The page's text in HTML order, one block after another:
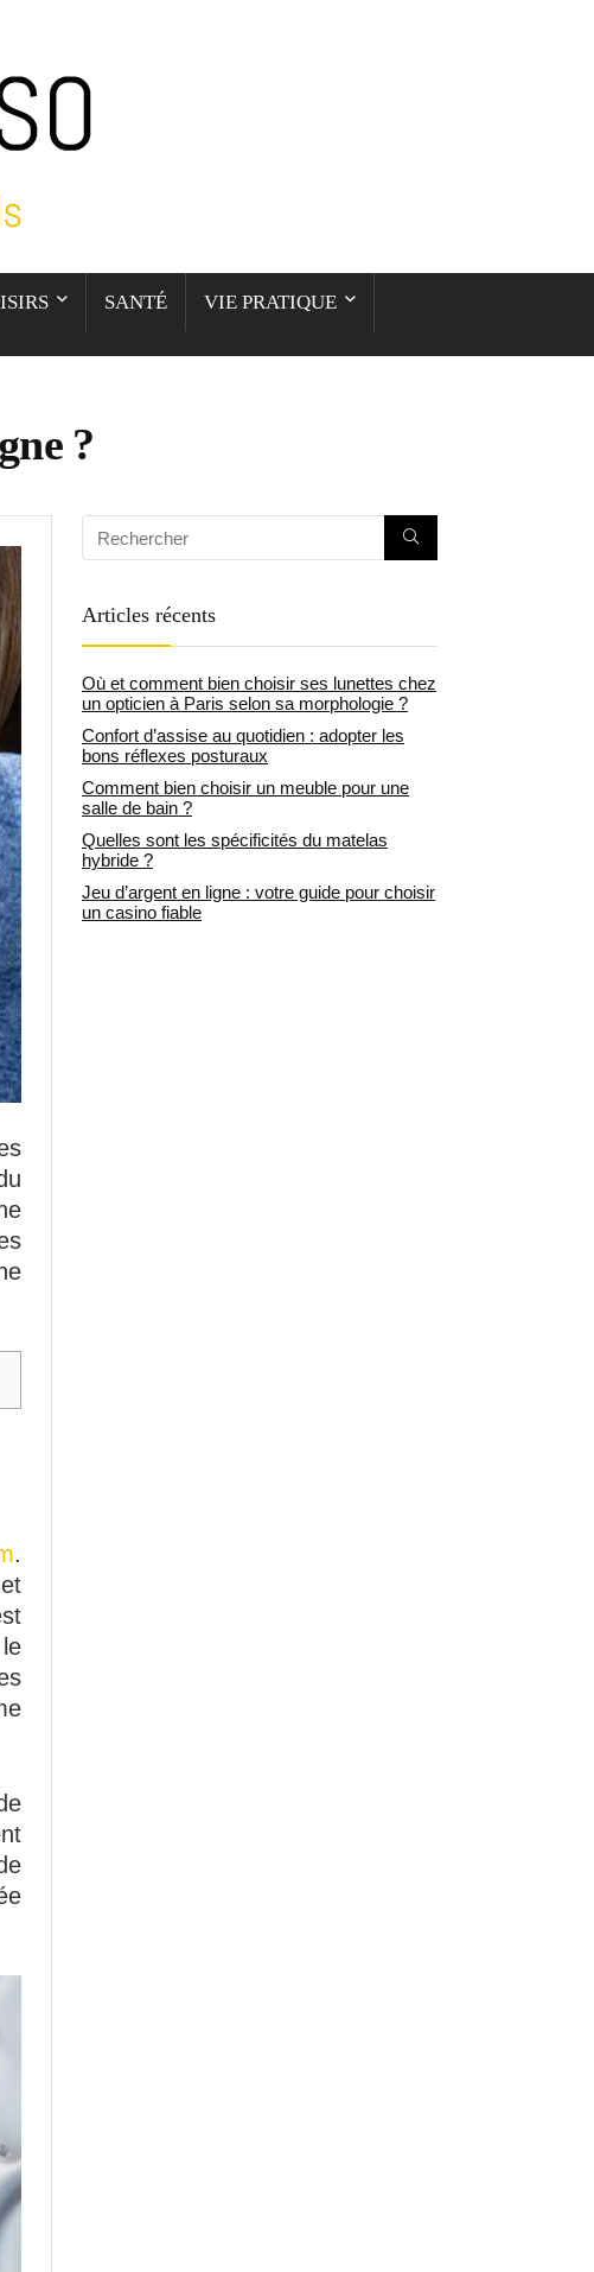
SANTÉ VIE PRATIQUE
?
.
Articles récents
Où et comment bien choisir ses lunettes chez
un opticien à Paris selon sa morphologie ?
Confort d’assise au quotidien : adopter les
bons réflexes posturaux
Comment bien choisir un meuble pour une
salle de bain ?
Quelles sont les spécificités du matelas
hybride ?
Jeu d’argent en ligne : votre guide pour choisir
un casino fiable